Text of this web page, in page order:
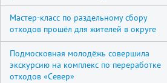
Мастер-класс по раздельному сбору
отходов прошёл для жителей в округе
Подмосковная молодёжь совершила
экскурсию на комплекс по переработке
отходов «Север»